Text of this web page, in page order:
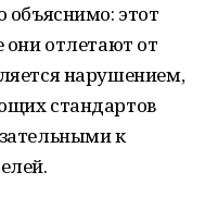
объяснимо: этот
они отлетают от
нарушением,
стандартов
к